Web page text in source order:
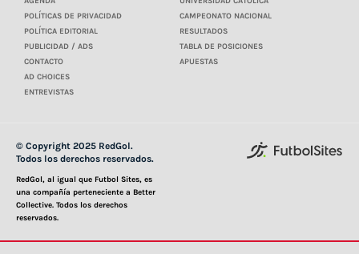
POLÍTICAS DE PRIVACIDAD
POLÍTICA EDITORIAL
PUBLICIDAD / ADS
CONTACTO
AD CHOICES
ENTREVISTAS
CAMPEONATO NACIONAL
RESULTADOS
TABLA DE POSICIONES
APUESTAS
© Copyright 2025 RedGol.
Todos los derechos reservados.
RedGol, al igual que Futbol Sites, es
una compañía perteneciente a Better
Collective. Todos los derechos
reservados.